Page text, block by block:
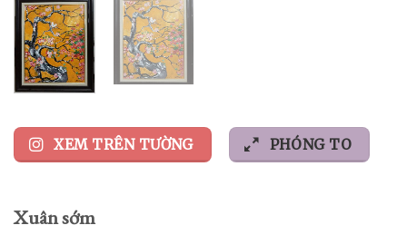
XEM TRÊN TƯỜNG PHÓNG TO
Xuân sớm